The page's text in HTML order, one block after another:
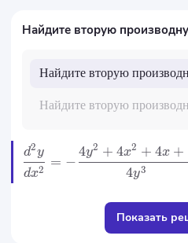
Найдите вторую
Найдите вторую
Найдите вторую
dx2
d2y
= −
4y3
4y2 + 4x2 + 4x +
Показать